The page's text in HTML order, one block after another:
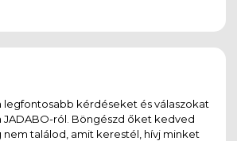
legfontosabb kérdéseket és válaszokat
JADABO-ról. Böngészd őket kedved
nem találod, amit kerestél, hívj minket